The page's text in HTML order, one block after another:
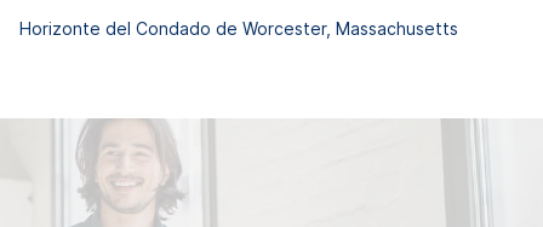
Horizonte del Condado de Worcester, Massachusetts